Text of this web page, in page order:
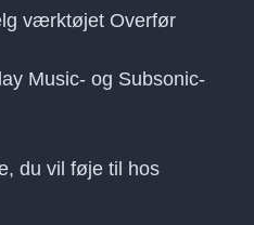
værktøjet Overfør
Music- og Subsonic-
du vil føje til hos